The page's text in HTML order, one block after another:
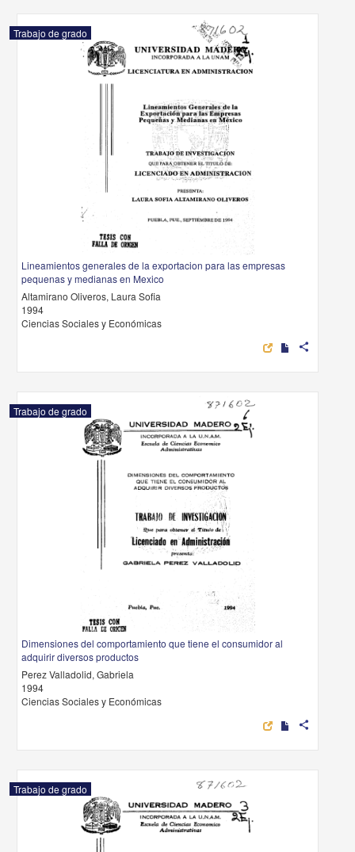
Trabajo de grado
Lineamientos generales de la exportacion para las empresas
pequenas y medianas en Mexico
Altamirano Oliveros, Laura Sofia
1994
Ciencias Sociales y Económicas
share
Trabajo de grado
Dimensiones del comportamiento que tiene el consumidor al
adquirir diversos productos
Perez Valladolid, Gabriela
1994
Ciencias Sociales y Económicas
share
Trabajo de grado